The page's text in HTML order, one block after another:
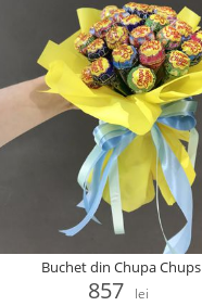
Buchet din Chupa Chups
857 lei